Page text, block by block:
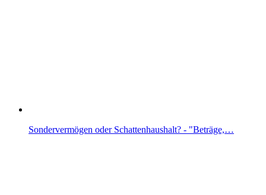
Sondervermögen oder Schattenhaushalt? - "Beträge,…